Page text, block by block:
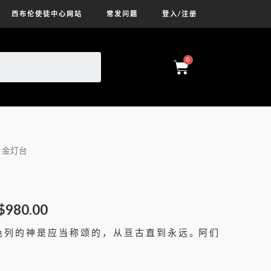
西布伦使徒中心网站 常发问题 登入/注册
金灯台
980.00
的 神 是 应 当 称 颂 的 ， 从 亘 古 直 到 永 远 。阿 们